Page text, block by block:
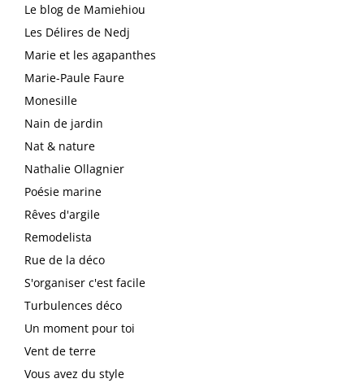
Le blog de Mamiehiou
Les Délires de Nedj
Marie et les agapanthes
Marie-Paule Faure
Monesille
Nain de jardin
Nat & nature
Nathalie Ollagnier
Poésie marine
Rêves d'argile
Remodelista
Rue de la déco
S'organiser c'est facile
Turbulences déco
Un moment pour toi
Vent de terre
Vous avez du style